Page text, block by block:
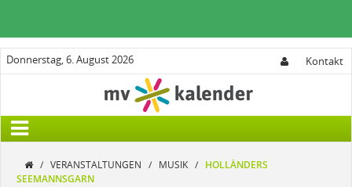
Donnerstag, 6. August 2026 Kontakt
/ VERANSTALTUNGEN / MUSIK / HOLLÄNDERS
SEEMANNSGARN